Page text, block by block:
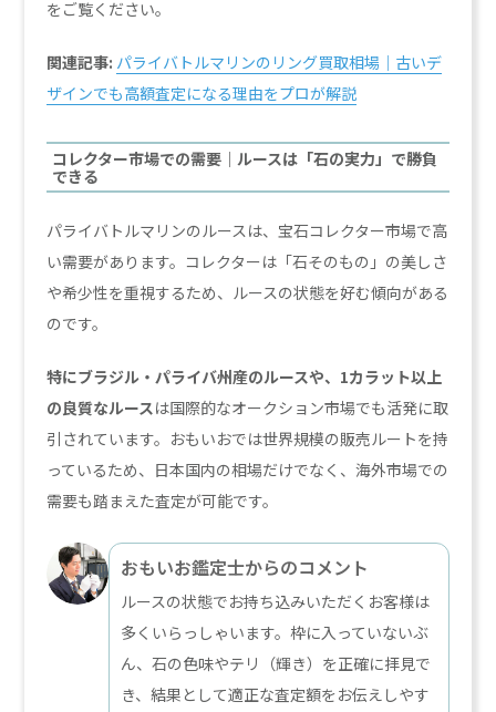
をご覧ください。
関連記事: パライバトルマリンのリング買取相場｜古いデ
ザインでも高額査定になる理由をプロが解説
コレクター市場での需要｜ルースは「石の実力」で勝負
できる
パライバトルマリンのルースは、宝石コレクター市場で高
い需要があります。コレクターは「石そのもの」の美しさ
や希少性を重視するため、ルースの状態を好む傾向がある
のです。
特にブラジル・パライバ州産のルースや、1カラット以上
の良質なルースは国際的なオークション市場でも活発に取
引されています。おもいおでは世界規模の販売ルートを持
っているため、日本国内の相場だけでなく、海外市場での
需要も踏まえた査定が可能です。
おもいお鑑定士からのコメント
ルースの状態でお持ち込みいただくお客様は
多くいらっしゃいます。枠に入っていないぶ
ん、石の色味やテリ（輝き）を正確に拝見で
き、結果として適正な査定額をお伝えしやす